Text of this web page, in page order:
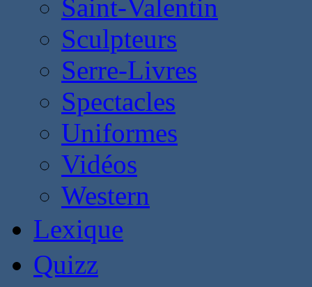
Saint-Valentin
Sculpteurs
Serre-Livres
Spectacles
Uniformes
Vidéos
Western
Lexique
Quizz